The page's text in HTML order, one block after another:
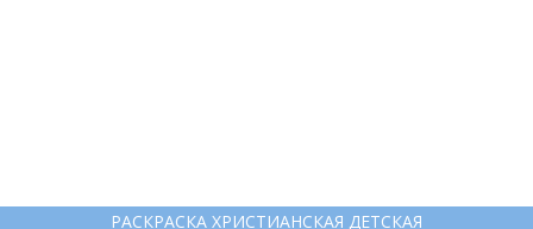
РАСКРАСКА ХРИСТИАНСКАЯ ДЕТСКАЯ